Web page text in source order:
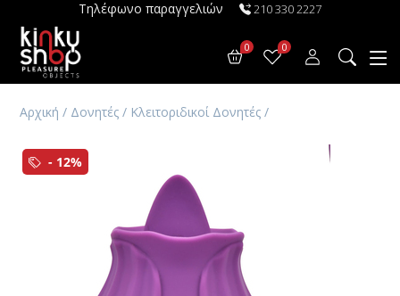
Τηλέφωνο παραγγελιών 210 330 2227
0 0
Αρχική / Δονητές / Κλειτοριδικοί Δονητές /
- 12%